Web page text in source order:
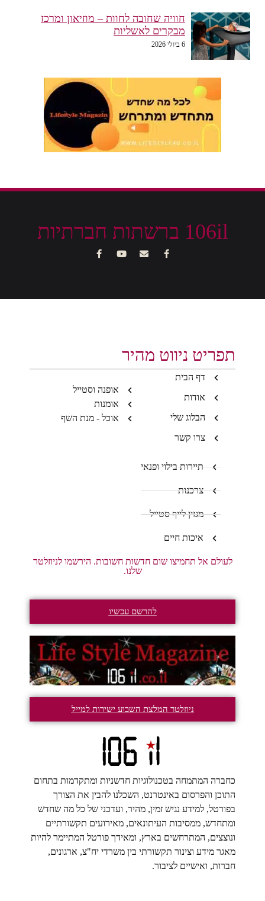
חוויה שחובה לחוות – מוזיאון ומרכז
מבקרים לאשליות
6 ביולי 2026
106il ברשתות חברתיות
תפריט ניווט מהיר
דף הבית
אודות
הבלוג שלי
צרו קשר
אופנה וסטייל
אומנות
אוכל - מנת השף
תיירות בילוי ופנאי
צרכנות
מגזין לייף סטייל
איכות חיים
לעולם אל תחמיצו שום חדשות חשובות. הירשמו לניוזלטר
שלנו.
להרשם עכשיו
ניוזלטר המלצת השבוע ישירות למייל
כחברה המתמחה בטכנולוגיות חדשניות ומתקדמות בתחום
התוכן והפרסום באינטרנט, השכלנו להבין את הצורך
בפורטל, למידע נגיש זמין, מהיר, ועדכני של כל מה שחדש
ומתחדש, ממסיבות העיתונאים, מאירועים תקשורתיים
ונוצצים, המתרחשים בארץ, ומאידך פורטל המתיימר להיות
מאגר מידע וצינור תקשורתי בין משרדי יח"צ, ארגונים,
חברות, ואישיים לציבור.